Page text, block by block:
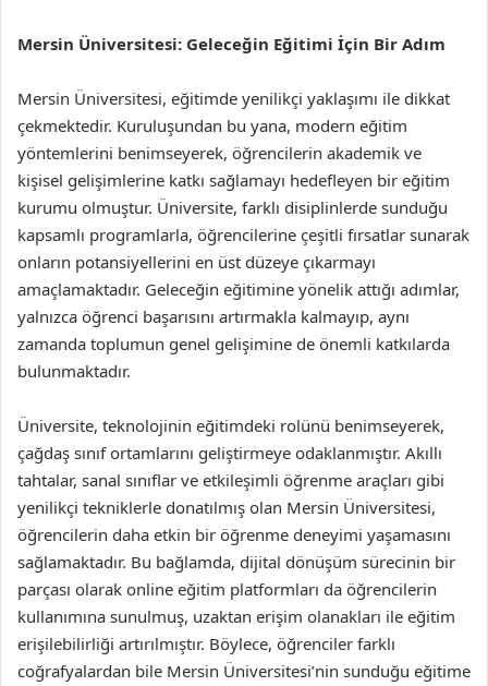
Mersin Üniversitesi: Geleceğin Eğitimi İçin Bir Adım
Mersin Üniversitesi, eğitimde yenilikçi yaklaşımı ile dikkat
çekmektedir. Kuruluşundan bu yana, modern eğitim
yöntemlerini benimseyerek, öğrencilerin akademik ve
kişisel gelişimlerine katkı sağlamayı hedefleyen bir eğitim
kurumu olmuştur. Üniversite, farklı disiplinlerde sunduğu
kapsamlı programlarla, öğrencilerine çeşitli fırsatlar sunarak
onların potansiyellerini en üst düzeye çıkarmayı
amaçlamaktadır. Geleceğin eğitimine yönelik attığı adımlar,
yalnızca öğrenci başarısını artırmakla kalmayıp, aynı
zamanda toplumun genel gelişimine de önemli katkılarda
bulunmaktadır.
Üniversite, teknolojinin eğitimdeki rolünü benimseyerek,
çağdaş sınıf ortamlarını geliştirmeye odaklanmıştır. Akıllı
tahtalar, sanal sınıflar ve etkileşimli öğrenme araçları gibi
yenilikçi tekniklerle donatılmış olan Mersin Üniversitesi,
öğrencilerin daha etkin bir öğrenme deneyimi yaşamasını
sağlamaktadır. Bu bağlamda, dijital dönüşüm sürecinin bir
parçası olarak online eğitim platformları da öğrencilerin
kullanımına sunulmuş, uzaktan erişim olanakları ile eğitim
erişilebilirliği artırılmıştır. Böylece, öğrenciler farklı
coğrafyalardan bile Mersin Üniversitesi’nin sunduğu eğitime